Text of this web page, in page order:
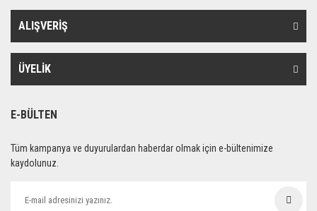
ALIŞVERİŞ
ÜYELİK
E-BÜLTEN
Tüm kampanya ve duyurulardan haberdar olmak için e-bültenimize
kaydolunuz.